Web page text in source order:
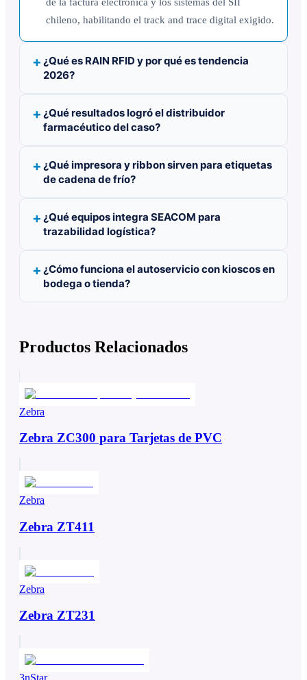
chileno, habilitando el track and trace digital exigido.
¿Qué es RAIN RFID y por qué es tendencia
2026?
¿Qué resultados logró el distribuidor
farmacéutico del caso?
¿Qué impresora y ribbon sirven para etiquetas
de cadena de frío?
¿Qué equipos integra SEACOM para
trazabilidad logística?
¿Cómo funciona el autoservicio con kioscos en
bodega o tienda?
Productos Relacionados
Zebra
Zebra ZC300 para Tarjetas de PVC
Zebra
Zebra ZT411
Zebra
Zebra ZT231
3nStar